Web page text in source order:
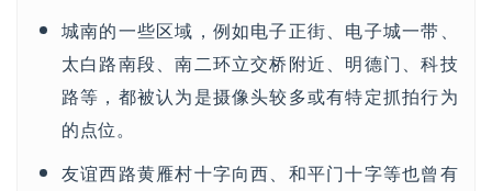
城南的一些区域，例如电子正街、电子城一带、
太白路南段、南二环立交桥附近、明德门、科技
路等，都被认为是摄像头较多或有特定抓拍行为
的点位。
友谊西路黄雁村十字向西、和平门十字等也曾有